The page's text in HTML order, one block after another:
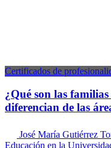
Certificados de
¿Qué son las
diferencian de las
José María Gutiérrez
Educación en la